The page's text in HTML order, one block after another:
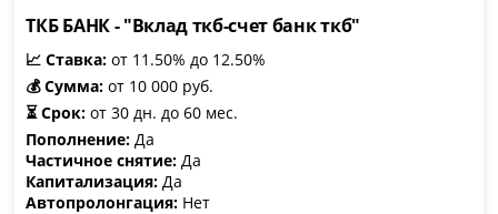
ТКБ БАНК - "Вклад ткб-счет банк ткб"
📈 Ставка: от 11.50% до 12.50%
💰 Сумма: от 10 000 руб.
⏳ Срок: от 30 дн. до 60 мес.
Пополнение: Да
Частичное снятие: Да
Капитализация: Да
Автопролонгация: Нет